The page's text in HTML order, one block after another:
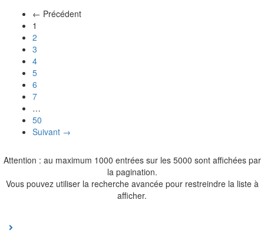
← Précédent
1
2
3
4
5
6
7
…
50
Suivant →
Attention : au maximum 1000 entrées sur les 5000 sont affichées par
la pagination.
Vous pouvez utiliser la recherche avancée pour restreindre la liste à
afficher.